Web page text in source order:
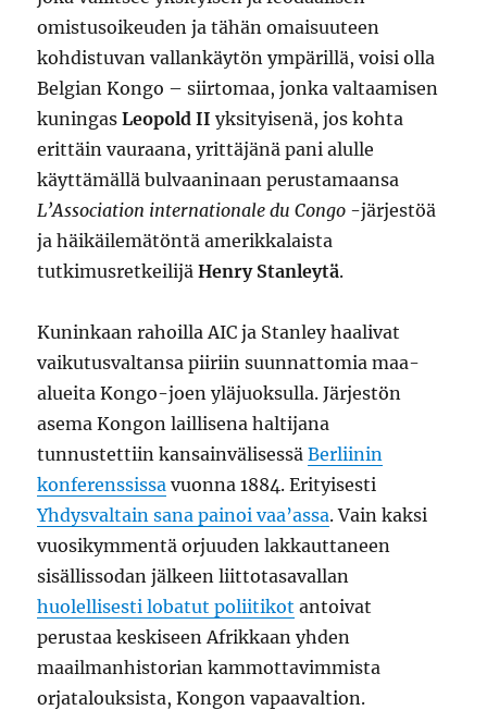
omistusoikeuden ja tähän omaisuuteen
kohdistuvan vallankäytön ympärillä, voisi olla
Belgian Kongo – siirtomaa, jonka valtaamisen
kuningasLeopold II yksityisenä, jos kohta
erittäin vauraana, yrittäjänä pani alulle
käyttämällä bulvaaninaan perustamaansa
L’Association internationale du Congo -järjestöä
ja häikäilemätöntä amerikkalaista
tutkimusretkeilijäHenry Stanleytä.
Kuninkaan rahoilla AIC ja Stanley haalivat
vaikutusvaltansa piiriin suunnattomia maa-
alueita Kongo-joen yläjuoksulla. Järjestön
asema Kongon laillisena haltijana
tunnustettiin kansainvälisessäBerliinin
konferenssissa vuonna 1884. Erityisesti
Yhdysvaltain sana painoi vaa’assa. Vain kaksi
vuosikymmentä orjuuden lakkauttaneen
sisällissodan jälkeen liittotasavallan
huolellisesti lobatut poliitikot antoivat
perustaa keskiseen Afrikkaan yhden
maailmanhistorian kammottavimmista
orjatalouksista, Kongon vapaavaltion.